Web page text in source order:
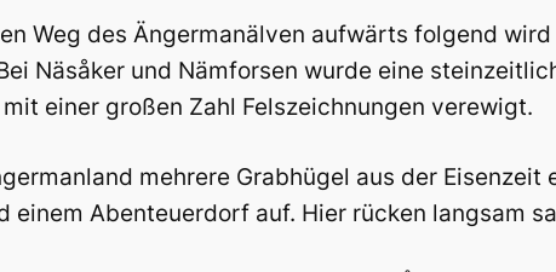
Weg des Ängermanälven aufwärts folgend
Näsåker und Nämforsen wurde eine
einer großen Zahl Felszeichnungen verewigt.
mehrere Grabhügel aus der
einem Abenteuerdorf auf. Hier rücken langsam